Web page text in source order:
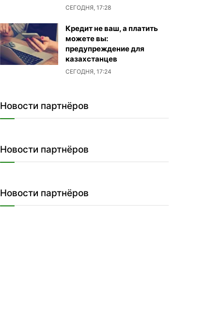
СЕГОДНЯ, 17:28
Кредит не ваш, а платить
можете вы:
предупреждение для
казахстанцев
СЕГОДНЯ, 17:24
Новости партнёров
Новости партнёров
Новости партнёров